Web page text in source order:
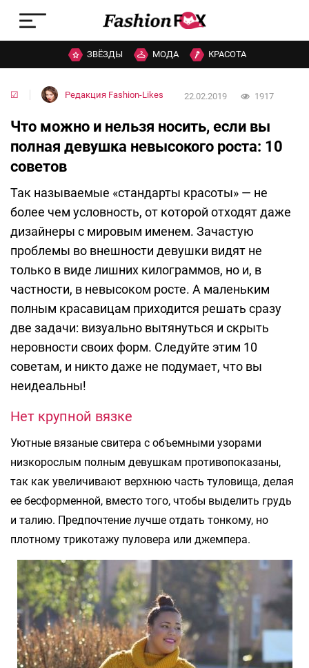
ЗВЁЗДЫ МОДА КРАСОТА
☑ Редакция Fashion-Likes 22.02.2019 1917
Что можно и нельзя носить, если вы
полная девушка невысокого роста: 10
советов
Так называемые «стандарты красоты» — не
более чем условность, от которой отходят даже
дизайнеры с мировым именем. Зачастую
проблемы во внешности девушки видят не
только в виде лишних килограммов, но и, в
частности, в невысоком росте. А маленьким
полным красавицам приходится решать сразу
две задачи: визуально вытянуться и скрыть
неровности своих форм. Следуйте этим 10
советам, и никто даже не подумает, что вы
неидеальны!
Нет крупной вязке
Уютные вязаные свитера с объемными узорами
низкорослым полным девушкам противопоказаны,
так как увеличивают верхнюю часть туловища, делая
ее бесформенной, вместо того, чтобы выделить грудь
и талию. Предпочтение лучше отдать тонкому, но
плотному трикотажу пуловера или джемпера.